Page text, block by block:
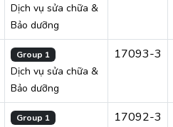
Dịch vụ sửa chữa &
Bảo dưỡng
Group 1
Dịch vụ sửa chữa &
Bảo dưỡng
17093-3
Group 1 17092-3